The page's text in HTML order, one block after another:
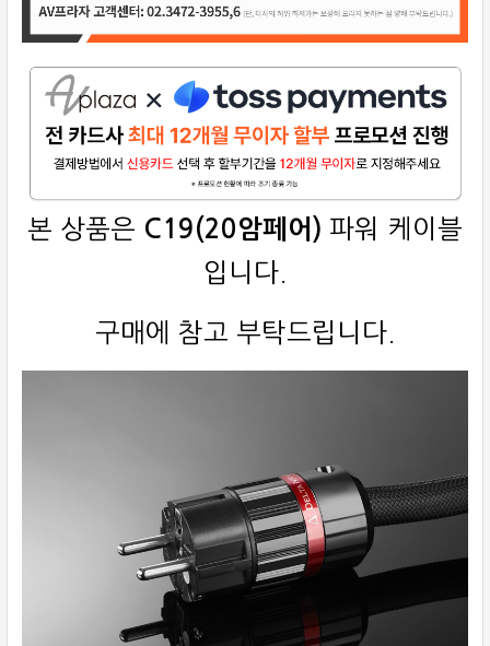
본 상품은 C19(20암페어) 파워 케이블
입니다.
구매에 참고 부탁드립니다.